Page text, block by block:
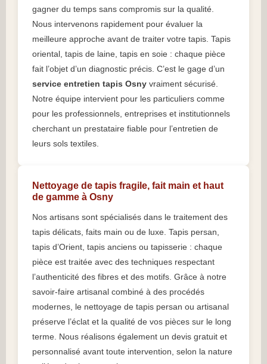
gagner du temps sans compromis sur la qualité.
Nous intervenons rapidement pour évaluer la
meilleure approche avant de traiter votre tapis. Tapis
oriental, tapis de laine, tapis en soie : chaque pièce
fait l’objet d’un diagnostic précis. C’est le gage d’un
service entretien tapis Osny vraiment sécurisé.
Notre équipe intervient pour les particuliers comme
pour les professionnels, entreprises et institutionnels
cherchant un prestataire fiable pour l’entretien de
leurs sols textiles.
Nettoyage de tapis fragile, fait main et haut
de gamme à Osny
Nos artisans sont spécialisés dans le traitement des
tapis délicats, faits main ou de luxe. Tapis persan,
tapis d’Orient, tapis anciens ou tapisserie : chaque
pièce est traitée avec des techniques respectant
l’authenticité des fibres et des motifs. Grâce à notre
savoir-faire artisanal combiné à des procédés
modernes, le nettoyage de tapis persan ou artisanal
préserve l’éclat et la qualité de vos pièces sur le long
terme. Nous réalisons également un devis gratuit et
personnalisé avant toute intervention, selon la nature